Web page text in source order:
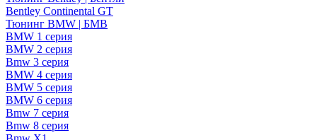
Bentley Continental GT
Тюнинг BMW | БМВ
BMW 1 серия
BMW 2 серия
Bmw 3 серия
BMW 4 серия
BMW 5 серия
BMW 6 серия
Bmw 7 серия
Bmw 8 серия